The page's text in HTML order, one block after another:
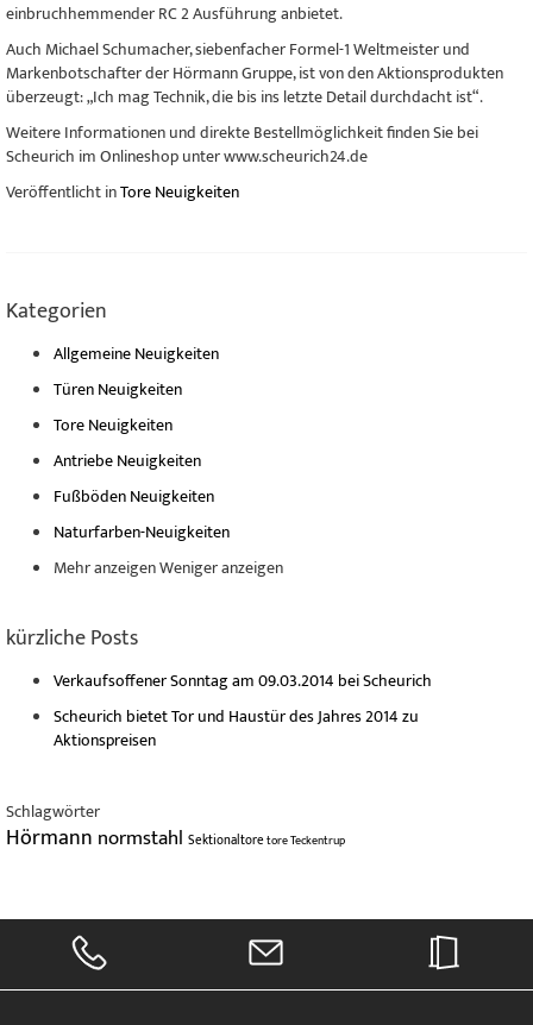
einbruchhemmender RC 2 Ausführung anbietet.
Auch Michael Schumacher, siebenfacher Formel-1 Weltmeister und
Markenbotschafter der Hörmann Gruppe, ist von den Aktionsprodukten
überzeugt: „Ich mag Technik, die bis ins letzte Detail durchdacht ist“.
Weitere Informationen und direkte Bestellmöglichkeit finden Sie bei
Scheurich im Onlineshop unter www.scheurich24.de
Veröffentlicht inTore Neuigkeiten
Kategorien
Allgemeine Neuigkeiten
Türen Neuigkeiten
Tore Neuigkeiten
Antriebe Neuigkeiten
Fußböden Neuigkeiten
Naturfarben-Neuigkeiten
Mehr anzeigenWeniger anzeigen
kürzliche Posts
Verkaufsoffener Sonntag am 09.03.2014 bei Scheurich
Scheurich bietet Tor und Haustür des Jahres 2014 zu
Aktionspreisen
Schlagwörter
Hörmann normstahl SektionaltoretoreTeckentrup